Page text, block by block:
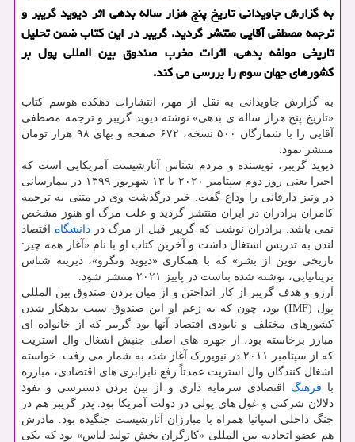
به گزارش جاویدانی تاریخ پنج هزار ساله بدهی اثر دیوید گریبر و
ترجمه مصطفی آقایی منتشر گردید. گریبر در این كتاب ضمن تحلیل
تاریخی مولفه بدهی، اثرات مخرب صندوق بین المللی پول بر
كشورهای جهان سوم را بررسی می كند.
به گزارش جاویدانی به نقل از مهر، انتشارات دهکده هوسم کتاب
«تاریخ پنج هزار ساله ی بدهی» نوشته دیوید گریبر و ترجمه مصطفی
آقایی را با شمارگان ۵۰۰ نسخه، ۶۷۲ صفحه و بهای ۹۸ هزار تومان
منتشر نمود.
دیوید گریبر، نویسنده و مردم شناس آنارشیست آمریکایی است که
اخیرا یعنی روز دوم سپتامبر ۲۰۲۰ یا ۱۳ شهریور ۱۳۹۹ در بیمارسانی
در ونیز دارفانی را وداع گفت. خبر درگذشت وی در متنی به ترجمه
کامران برادران در ایران منتشر گردید و علت مرگ او هنوز مشخص
نمی باشد. برادران نوشت که گریبر قبل از مرگ در دانشگاه اقتصاد
لندن به تدریس اشتغال داشت و آخرین کتاب او با نام «آغاز همه چیز:
تاریخی نوین از بشر» که با همکاری «دیوید ونگرو»، دیرینه شناس
بریتانیایی، نوشته شده بناست در پاییز ۲۰۲۱ منتشر شود.
آرزو و هدف گریبر از کار انداختن و از میان بردن صندوق بین المللی
پول (IMF) بود، چون که به زعم او این صندوق سبب بدهکار شدن
کشورهای مختلف و نابودی اقتصاد آنها بود گریبر که از خانواده ای
مبارز برخاسته بود، از چهره های اصلی جنبش اشغال وال استریت
که از سپتامبر ۲۰۱۱ در نیویورک آغاز شد
، به شمار می رفت. خواسته
اشغال کنندگان وال استریت عمدتاً رفع نابرابری های اقتصادی، مبارزه
با فرهنگ اقتصادی سرمایه داری و از بین بردن دسترسی و نفوذ
دلالان شرکتی و غول های پولی در دولت آمریکا بود. پدر گریبر هم در
جنگ داخلی اسپانیا همراه با مبارزان آنارشیست جنگیده بود. مادرش
هم عضو اتحادیه بین المللی «کارگران بخش تولید لباس» بود که یکی